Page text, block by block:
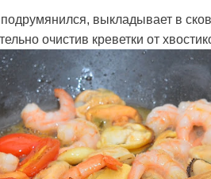
подрумянился, выкладывает в
очистив креветки от